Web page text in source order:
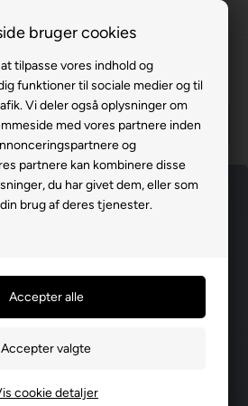
bruger cookies
tilpasse vores indhold og
funktioner til sociale medier og til
Vi deler også oplysninger om
med vores partnere inden
og
partnere kan kombinere disse
du har givet dem, eller som
brug af deres tjenester.
cookie detaljer
levering v. køb for 799,-
Service hos dig
3 års garanti
63 15 00 00